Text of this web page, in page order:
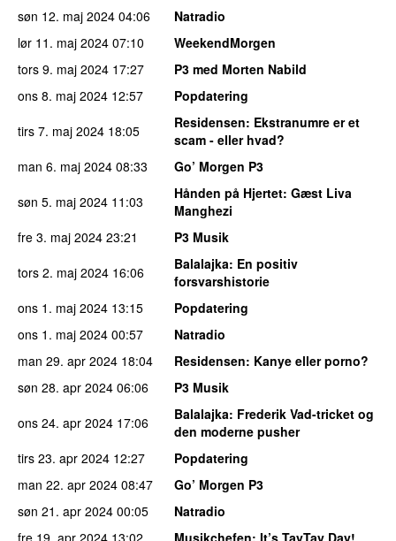
søn 12. maj 2024 04:06
Natradio
lør 11. maj 2024 07:10
WeekendMorgen
tors 9. maj 2024 17:27
P3 med Morten Nabild
ons 8. maj 2024 12:57
Popdatering
tirs 7. maj 2024 18:05 Residensen: Ekstranumre er et
scam - eller hvad?
man 6. maj 2024 08:33
Go’ Morgen P3
søn 5. maj 2024 11:03 Hånden på Hjertet: Gæst Liva
Manghezi
fre 3. maj 2024 23:21
P3 Musik
tors 2. maj 2024 16:06 Balalajka: En positiv
forsvarshistorie
ons 1. maj 2024 13:15
Popdatering
ons 1. maj 2024 00:57
Natradio
man 29. apr 2024 18:04 Residensen: Kanye eller porno?
søn 28. apr 2024 06:06
P3 Musik
ons 24. apr 2024 17:06 Balalajka: Frederik Vad-tricket og
den moderne pusher
tirs 23. apr 2024 12:27
Popdatering
man 22. apr 2024 08:47
Go’ Morgen P3
søn 21. apr 2024 00:05
Natradio